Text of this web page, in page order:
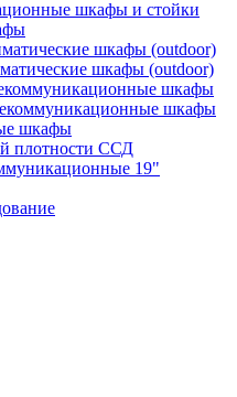
шкафы и стойки
шкафы (outdoor)
шкафы (outdoor)
шкафы
шкафы
шкафы
плотности ССД
19"